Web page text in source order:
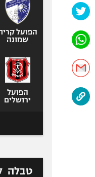
הפועל
שמונה
הפועל
ירושלים
טבלה